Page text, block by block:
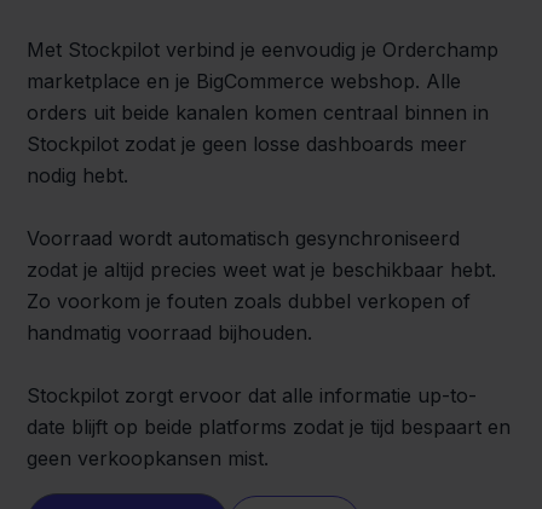
Met Stockpilot verbind je eenvoudig je Orderchamp
marketplace en je BigCommerce webshop. Alle
orders uit beide kanalen komen centraal binnen in
Stockpilot zodat je geen losse dashboards meer
nodig hebt.
Voorraad wordt automatisch gesynchroniseerd
zodat je altijd precies weet wat je beschikbaar hebt.
Zo voorkom je fouten zoals dubbel verkopen of
handmatig voorraad bijhouden.
Stockpilot zorgt ervoor dat alle informatie up-to-
date blijft op beide platforms zodat je tijd bespaart en
geen verkoopkansen mist.